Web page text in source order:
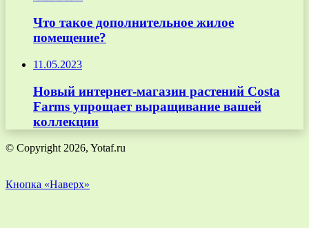
Что такое дополнительное жилое
помещение?
11.05.2023
Новый интернет-магазин растений Costa
Farms упрощает выращивание вашей
коллекции
© Copyright 2026, Yotaf.ru
Кнопка «Наверх»